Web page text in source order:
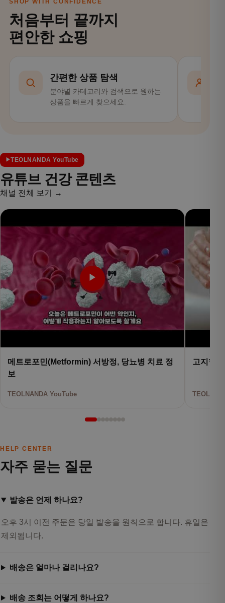
SHOP WITH CONFIDENCE
처음부터 끝까지
편안한 쇼핑
간편한 상품 탐색
분야별 카테고리와 검색으로 원하는
상품을 빠르게 찾으세요.
TEOLNANDA YouTube
유튜브 건강 콘텐츠
채널 전체 보기 →
▶
메트로포민(Metformin) 서방정, 당뇨병 치료 정
보
TEOLNANDA YouTube
고지혈
HELP CENTER
자주 묻는 질문
발송은 언제 하나요?
오후 3시 이전 주문은 당일 발송을 원칙으로 합니다. 휴일은
제외됩니다.
배송은 얼마나 걸리나요?
배송 조회는 어떻게 하나요?